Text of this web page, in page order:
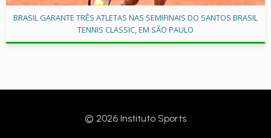
BRASIL GARANTE TRÊS ATLETAS NAS SEMIFINAIS DO SANTOS BRASIL
TENNIS CLASSIC, EM SÃO PAULO
© 2026 Instituto Sports